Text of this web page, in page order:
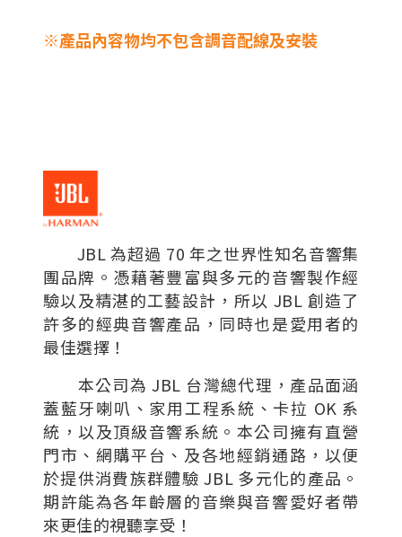
※產品內容物均不包含調音配線及安裝
JBL 為超過 70 年之世界性知名音響集
團品牌。憑藉著豐富與多元的音響製作經
驗以及精湛的工藝設計，所以 JBL 創造了
許多的經典音響產品，同時也是愛用者的
最佳選擇！
本公司為 JBL 台灣總代理，產品面涵
蓋藍牙喇叭、家用工程系統、卡拉 OK 系
統，以及頂級音響系統。本公司擁有直營
門市、網購平台、及各地經銷通路，以便
於提供消費族群體驗 JBL 多元化的產品。
期許能為各年齡層的音樂與音響愛好者帶
來更佳的視聽享受！